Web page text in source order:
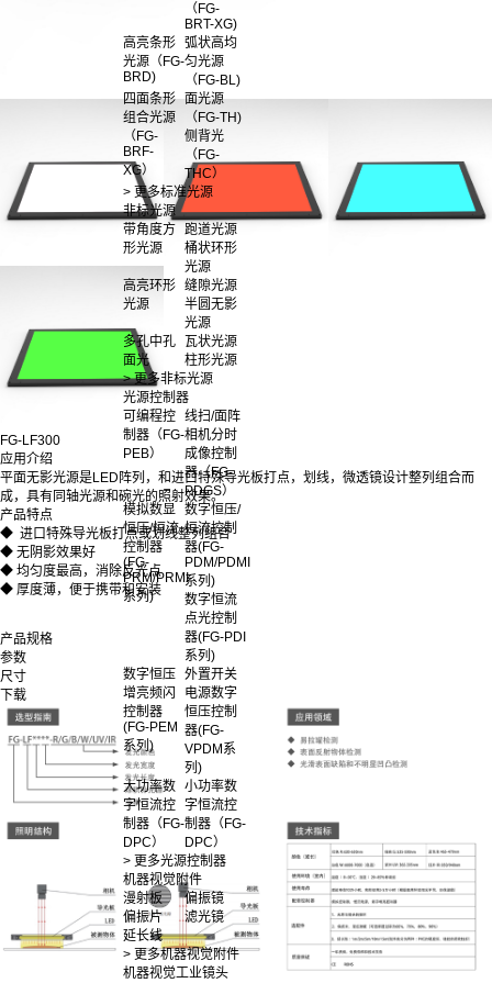
（FG-
BRT-XG)
高亮条形
光源（FG-
BRD)
弧状高均
匀光源
（FG-BL)
四面条形
组合光源
（FG-
BRF-
XG）
面光源
（FG-TH)
侧背光
（FG-
THC）
> 更多标准光源
非标光源
带角度方
形光源
跑道光源
桶状环形
光源
高亮环形
光源
缝隙光源
半圆无影
光源
多孔中孔
面光
瓦状光源
柱形光源
> 更多非标光源
光源控制器
可编程控
制器（FG-
PEB）
线扫/面阵
相机分时
成像控制
器（FG-
PDGS）
模拟数显
恒压/恒流
控制器
(FG-
PRM/PRMI
系列)
数字恒压/
恒流控制
器(FG-
PDM/PDMI
系列)
数字恒流
点光控制
器(FG-PDI
系列)
数字恒压
增亮频闪
控制器
(FG-PEM
系列)
外置开关
电源数字
恒压控制
器(FG-
VPDM系
列)
大功率数
字恒流控
制器（FG-
DPC）
小功率数
字恒流控
制器（FG-
DPC）
> 更多光源控制器
机器视觉附件
漫射板
偏振镜
偏振片
滤光镜
延长线
> 更多机器视觉附件
机器视觉工业镜头
FG-LF300
应用介绍
平面无影光源是LED阵列，和进口特殊导光板打点，划线，微透镜设计整列组合而
成，具有同轴光源和碗光的照射效果。
产品特点
◆ 进口特殊导光板打点或划线整列组合
◆ 无阴影效果好
◆ 均匀度最高，消除反光点
◆ 厚度薄，便于携带和安装
产品规格
参数
尺寸
下载